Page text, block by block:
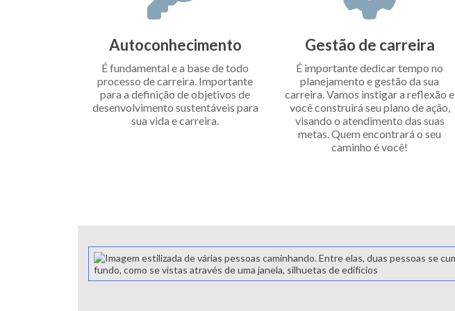
Autoconhecimento
É fundamental e a base de todo
processo de carreira. Importante
para a definição de objetivos de
desenvolvimento sustentáveis para
sua vida e carreira.
Gestão de carreira
É importante dedicar tempo no
planejamento e gestão da sua
carreira. Vamos instigar a reflexão e
você construirá seu plano de ação,
visando o atendimento das suas
metas. Quem encontrará o seu
caminho é você!